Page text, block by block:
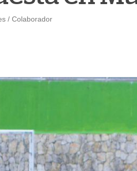
/ Colaborador